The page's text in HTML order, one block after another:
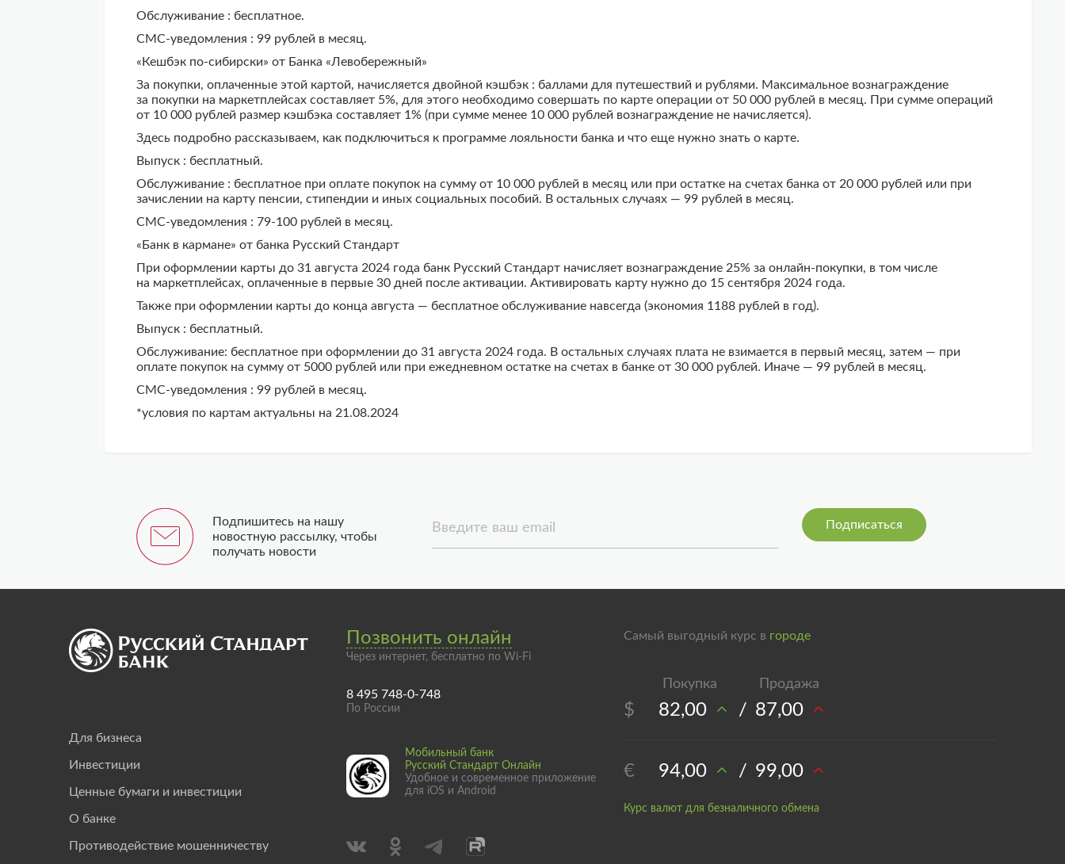
Обслуживание : бесплатное.
СМС-уведомления : 99 рублей в месяц.
«Кешбэк по-сибирски» от Банка «Левобережный»
За покупки, оплаченные этой картой, начисляется двойной кэшбэк : баллами для путешествий и рублями. Максимальное вознаграждение
за покупки на маркетплейсах составляет 5%, для этого необходимо совершать по карте операции от 50 000 рублей в месяц. При сумме операций
от 10 000 рублей размер кэшбэка составляет 1% (при сумме менее 10 000 рублей вознаграждение не начисляется).
Здесь подробно рассказываем, как подключиться к программе лояльности банка и что еще нужно знать о карте.
Выпуск : бесплатный.
Обслуживание : бесплатное при оплате покупок на сумму от 10 000 рублей в месяц или при остатке на счетах банка от 20 000 рублей или при
зачислении на карту пенсии, стипендии и иных социальных пособий. В остальных случаях — 99 рублей в месяц.
СМС-уведомления : 79-100 рублей в месяц.
«Банк в кармане» от банка Русский Стандарт
При оформлении карты до 31 августа 2024 года банк Русский Стандарт начисляет вознаграждение 25% за онлайн-покупки, в том числе
на маркетплейсах, оплаченные в первые 30 дней после активации. Активировать карту нужно до 15 сентября 2024 года.
Также при оформлении карты до конца августа — бесплатное обслуживание навсегда (экономия 1188 рублей в год).
Выпуск : бесплатный.
Обслуживание: бесплатное при оформлении до 31 августа 2024 года. В остальных случаях плата не взимается в первый месяц, затем — при
оплате покупок на сумму от 5000 рублей или при ежедневном остатке на счетах в банке от 30 000 рублей. Иначе — 99 рублей в месяц.
СМС-уведомления : 99 рублей в месяц.
*условия по картам актуальны на 21.08.2024
Подпишитесь на нашу
новостную рассылку, чтобы
получать новости
Введите ваш email
Позвонить онлайн
Через интернет, бесплатно по Wi-Fi
8 495 748-0-748
По России
Для бизнеса
Инвестиции
Ценные бумаги и инвестиции
О банке
Противодействие мошенничеству
Мобильный банк
Русский Стандарт Онлайн
Удобное и современное приложение
для iOS и Android
Самый выгодный курс в городе
$ 82,00 / 87,00
€ 94,00 / 99,00
Курс валют для безналичного обмена